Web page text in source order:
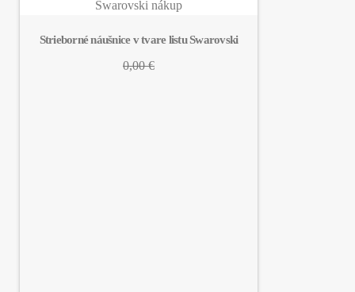
Strieborné náušnice v tvare listu Swarovski
0,00 €